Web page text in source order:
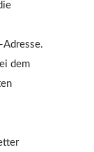
Adresse.
dem